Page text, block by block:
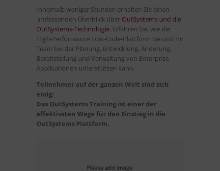
Innerhalb weniger Stunden erhalten Sie einen
umfassenden Überblick über OutSystems und die
OutSystems-Technologie. Erfahren Sie, wie die
High-Performance Low-Code-Plattform Sie und Ihr
Team bei der Planung, Entwicklung, Änderung,
Bereitstellung und Verwaltung von Enterprise-
Applikationen unterstützen kann.
Teilnehmer auf der ganzen Welt sind sich
einig:
Das OutSystems Training ist einer der
effektivsten Wege für den Einstieg in die
OutSystems Plattform.